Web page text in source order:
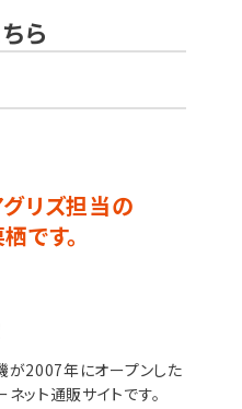
ら
グリズ担当の
です。
が2007年にオープンした
ット通販サイトです。